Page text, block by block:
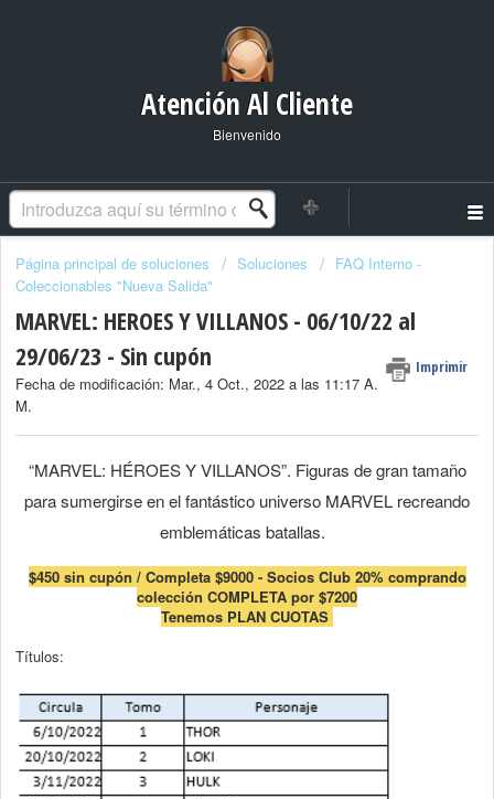
Atención Al Cliente
Bienvenido
Página principal de soluciones Soluciones
FAQ Interno -
Coleccionables "Nueva Salida"
MARVEL: HEROES Y VILLANOS - 06/10/22 al
29/06/23 - Sin cupón
Imprimir
Fecha de modificación: Mar., 4 Oct., 2022 a las 11:17 A.
M.
“MARVEL: HÉROES Y VILLANOS”. Figuras de gran tamaño
para sumergirse en el fantástico universo MARVEL recreando
emblemáticas batallas.
$450 sin cupón / Completa $9000 - Socios Club 20% comprando
colección COMPLETA por $7200
Tenemos PLAN CUOTAS
Títulos: